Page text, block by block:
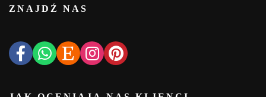
ZNAJDŹ NAS